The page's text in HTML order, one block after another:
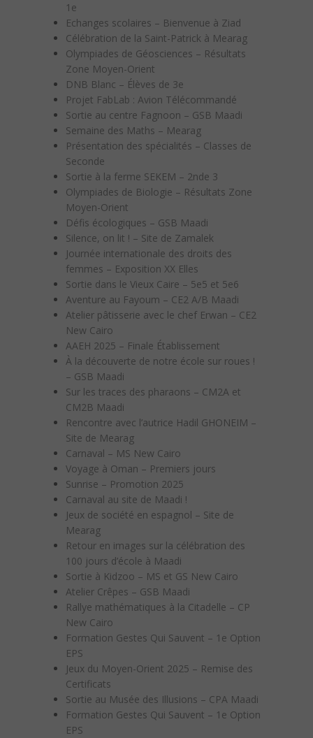
1e
Echanges scolaires – Bienvenue à Ziad
Célébration de la Saint-Patrick à Mearag
Olympiades de Géosciences – Résultats
Zone Moyen-Orient
DNB Blanc – Élèves de 3e
Projet FabLab : Avion Télécommandé
Sortie au centre Fagnoon – GSB Maadi
Semaine des Maths – Mearag
Présentation des spécialités – Classes de
Seconde
Sortie à la ferme SEKEM – 2nde 3
Olympiades de Biologie – Résultats Zone
Moyen-Orient
Défis écologiques – GSB Maadi
Silence, on lit ! – Site de Zamalek
Journée internationale des droits des
femmes – Exposition XX Elles
Sortie dans le Vieux Caire – 5e5 et 5e6
Aventure au Fayoum – CE2 A/B Maadi
Atelier pâtisserie avec le chef Erwan – CE2
New Cairo
AAEH 2025 – Finale Établissement
À la découverte de notre école sur roues !
– GSB Maadi
Sur les traces des pharaons – CM2A et
CM2B Maadi
Rencontre avec l’autrice Hadil GHONEIM –
Site de Mearag
Carnaval – MS New Cairo
Voyage à Oman – Premiers jours
Sunrise – Promotion 2025
Carnaval au site de Maadi !
Jeux de société en espagnol – Site de
Mearag
Retour en images sur la célébration des
100 jours d’école à Maadi
Sortie à Kidzoo – MS et GS New Cairo
Atelier Crêpes – GSB Maadi
Rallye mathématiques à la Citadelle – CP
New Cairo
Formation Gestes Qui Sauvent – 1e Option
EPS
Jeux du Moyen-Orient 2025 – Remise des
Certificats
Sortie au Musée des Illusions – CPA Maadi
Formation Gestes Qui Sauvent – 1e Option
EPS